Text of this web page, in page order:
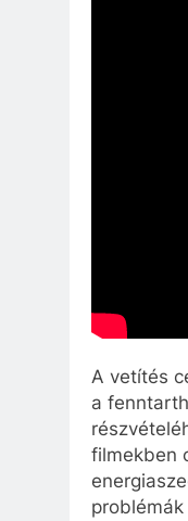
A vetítés
a
filmekben